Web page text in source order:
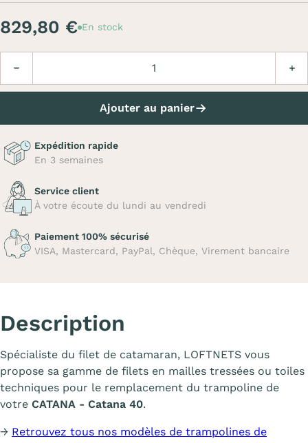
829,80 € En stock
Ajouter au panier
Expédition rapide
En 3 semaines
Service client
À votre écoute du lundi au vendredi
Paiement 100% sécurisé
VISA, Mastercard, PayPal, Chèque, Virement bancaire
Description
Spécialiste du filet de catamaran, LOFTNETS vous
propose sa gamme de filets en mailles tressées ou toiles
techniques pour le remplacement du trampoline de
votre CATANA - Catana 40.
→ Retrouvez tous nos modèles de trampolines de